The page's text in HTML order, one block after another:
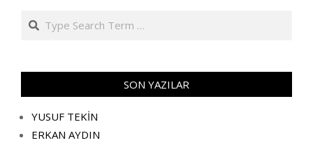
Search
SON YAZILAR
YUSUF TEKİN
ERKAN AYDIN